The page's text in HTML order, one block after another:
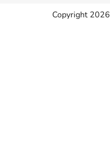
Copyright 2026